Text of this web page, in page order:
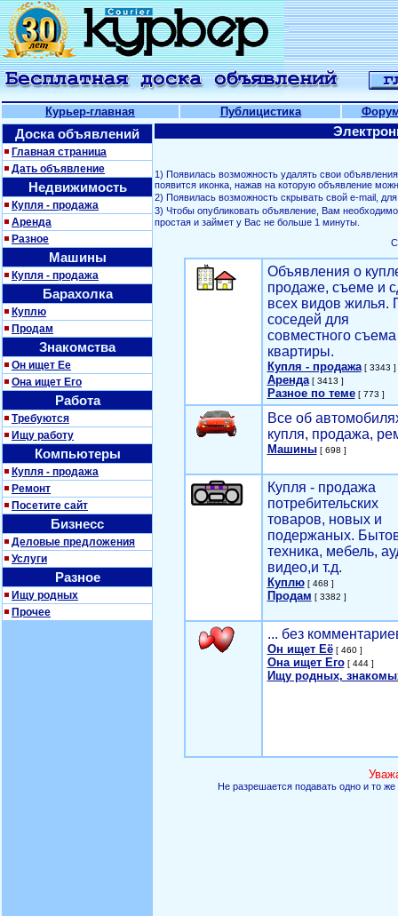
Курьер-главная Публицистика
Доска объявлений
Главная страница
Дать объявление
Недвижимость
Купля - продажа
Аренда
Разное
Машины
Купля - продажа
Барахолка
Куплю
Продам
Знакомства
Он ищет Ее
Она ищет Его
Работа
Требуются
Ищу работу
Компьютеры
Купля - продажа
Ремонт
Посетите сайт
Бизнесс
Деловые предложения
Услуги
Разное
Ищу родных
Прочее
1) Появилась возможность удалять свои
появится иконка, нажав на которую объявление
2) Появилась возможность скрывать свой е-mail,
3) Чтобы опубликовать объявление, Вам
простая и займет у Вас не больше 1 минуты.
Объявления о
продаже, съеме и
всех видов жилья.
соседей для
совместного съема
квартиры.
Купля - продажа[ 3343 ]
Аренда[ 3413 ]
Разное по теме[ 773 ]
Все об
купля, продажа,
Машины[ 698 ]
Купля - продажа
потребительских
товаров, новых и
подержаных.
техника, мебель,
видео,и т.д.
Куплю[ 468 ]
Продам [ 3382 ]
... без
Он ищет Её[ 460 ]
Она ищет Его[ 444 ]
Ищу родных,
Не разрешается подавать одно и то